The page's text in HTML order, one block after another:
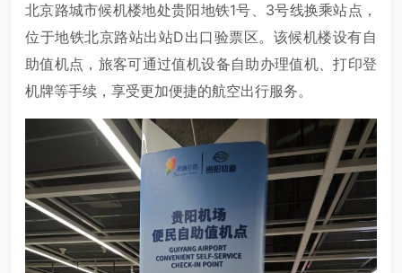
北京路城市候机楼地处贵阳地铁1号、3号线换乘站点，
位于地铁北京路站出站D出口验票区。该候机楼设有自
助值机点，旅客可通过值机设备自助办理值机、打印登
机牌等手续，享受更加便捷的航空出行服务。